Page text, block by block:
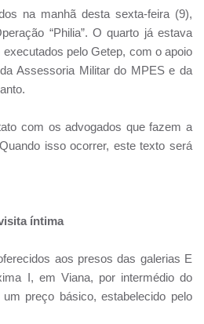
na manhã desta sexta-feira (9),
“Philia”. O quarto já estava
pelo Getep, com o apoio
Assessoria Militar do MPES e da
com os advogados que fazem a
isso ocorrer, este texto será
íntima
aos presos das galerias E
I, em Viana, por intermédio do
preço básico, estabelecido pelo